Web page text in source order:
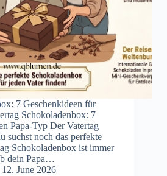
7 Geschenkideen für
Schokoladenbox: 7
Papa-Typ Der Vatertag
suchst noch das perfekte
Schokoladenbox ist immer
dein Papa…
12. June 2026